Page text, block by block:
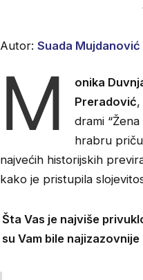
Autor:Suada Mujdanović
M onika
Preradović
drami
hrabru
najvećih historijskih
kako je pristupila
Šta Vas je najviše
su Vam bile